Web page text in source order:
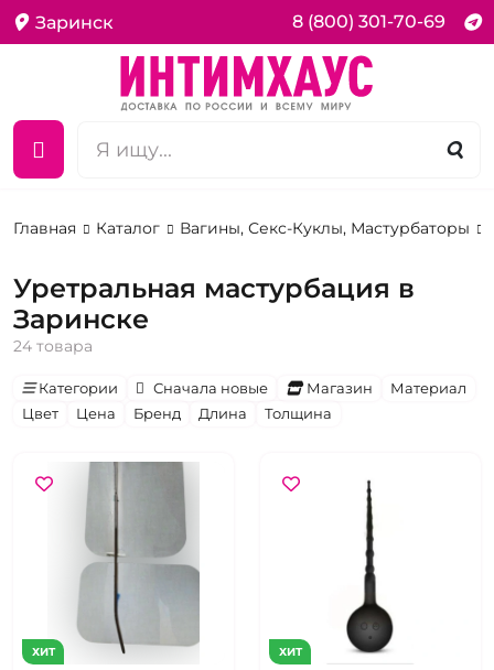
Заринск 8 (800) 301-70-69
Главная Каталог Вагины, Секс-Куклы, Мастурбаторы
Уретральная мастурбация в
Заринске
24 товара
Категории Сначала новые Магазин
Материал
Цвет
Цена Бренд Длина Толщина
ХИТ ХИТ